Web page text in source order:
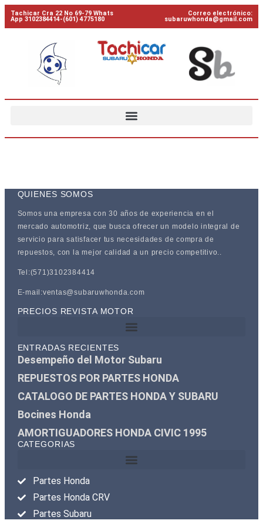
Tachicar Cra 22 No 69-79 Whats
App 3102384414-(601) 4775180
Correo electrónico:
subaruwhonda@gmail.com
QUIENES SOMOS
Somos una empresa con 30 años de experiencia en el
mercado automotriz, que busca ofrecer un modelo integral de
servicio para satisfacer tus necesidades de compra de
repuestos, con la mejor calidad a un precio competitivo..
Tel:(571)3102384414
E-mail:ventas@subaruwhonda.com
PRECIOS REVISTA MOTOR
ENTRADAS RECIENTES
Desempeño del Motor Subaru
REPUESTOS POR PARTES HONDA
CATALOGO DE PARTES HONDA Y SUBARU
Bocines Honda
AMORTIGUADORES HONDA CIVIC 1995
CATEGORIAS
Partes Honda
Partes Honda CRV
Partes Subaru